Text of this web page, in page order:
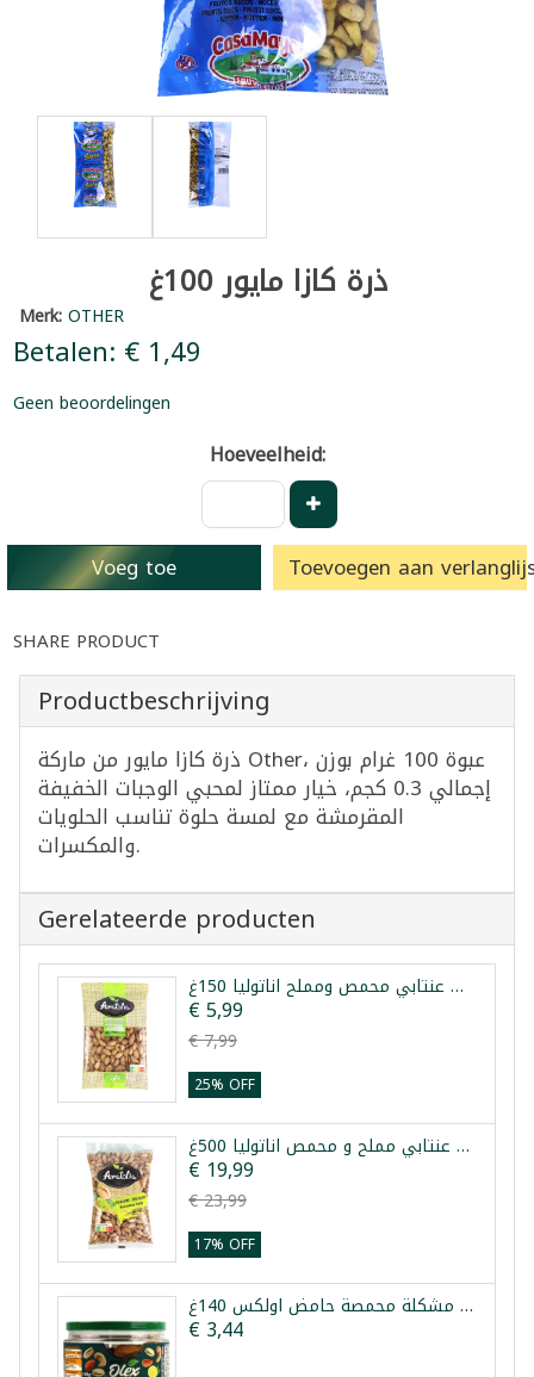
ذرة كازا مايور 100غ
Merk:OTHER
Betalen: € 1,49
Geen beoordelingen
Hoeveelheid:
Voeg toe Toevoegen aan
SHARE PRODUCT
Productbeschrijving
ذرة كازا مايور من ماركة Other، عبوة 100 غرام بوزن
إجمالي 0.3 كجم، خيار ممتاز لمحبي الوجبات الخفيفة
المقرمشة مع لمسة حلوة تناسب الحلويات
والمكسرات.
Gerelateerde producten
فستق عنتابي محمص ومملح اناتوليا 150غ
€ 5,99
€ 7,99
25% OFF
فستق عنتابي مملح و محمص اناتوليا 500غ
€ 19,99
€ 23,99
17% OFF
مكسرات مشكلة محمصة حامض اولكس 140غ
€ 3,44